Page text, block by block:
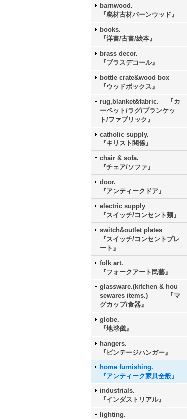
barnwood.
『廃材古材バーンウッド』
books.
『洋書/古書/絵本』
brass decor.
『ブラスデコール』
bottle crate&wood box
『ウッドボックス』
rug,blanket&fabric. 『カ
ーペット/ラグ/ブランケッ
ト/ファブリック』
catholic supply.
『キリスト関係』
chair & sofa.
『チェア/ソファ』
door.
『アンティークドア』
electric supply
『スイッチ/コンセント類』
switch&outlet plates
『スイッチ/コンセントプレ
ート』
folk art.
『フォークアート民藝』
glassware.(kitchen & hou
sewares items.) 『マ
グカップ/食器』
globe.
『地球儀』
hangers.
『ビンテージハンガー』
home furnishing.
『アンティーク家具全般』
industrials.
『インダストリアル』
lighting.